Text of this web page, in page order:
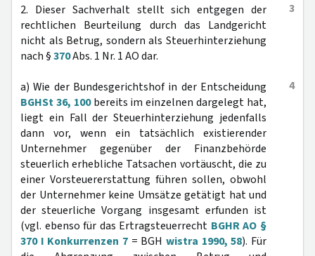
3
2. Dieser Sachverhalt stellt sich entgegen der
rechtlichen Beurteilung durch das Landgericht
nicht als Betrug, sondern als Steuerhinterziehung
nach §370Abs. 1 Nr. 1 AO dar.
4
a) Wie der Bundesgerichtshof in der Entscheidung
BGHSt 36, 100bereits im einzelnen dargelegt hat,
liegt ein Fall der Steuerhinterziehung jedenfalls
dann vor, wenn ein tatsächlich existierender
Unternehmer gegenüber der Finanzbehörde
steuerlich erhebliche Tatsachen vortäuscht, die zu
einer Vorsteuererstattung führen sollen, obwohl
der Unternehmer keine Umsätze getätigt hat und
der steuerliche Vorgang insgesamt erfunden ist
(vgl. ebenso für das Ertragsteuerrecht BGHR AO §
370 I Konkurrenzen 7 = BGH wistra 1990, 58). Für